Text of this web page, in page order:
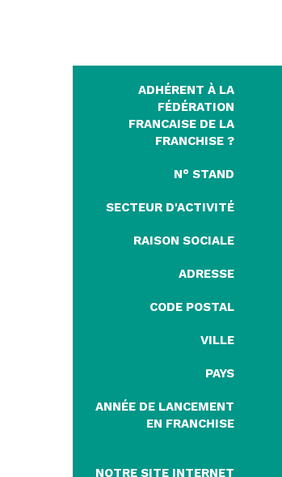
ADHÉRENT À LA
FÉDÉRATION
FRANCAISE DE LA
FRANCHISE ?
N° STAND
SECTEUR D'ACTIVITÉ
RAISON SOCIALE
ADRESSE
CODE POSTAL
VILLE
PAYS
ANNÉE DE LANCEMENT
EN FRANCHISE
NOTRE SITE INTERNET